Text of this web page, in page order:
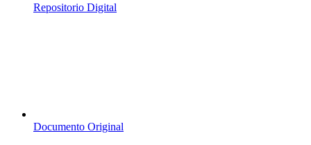
Repositorio Digital
Documento Original